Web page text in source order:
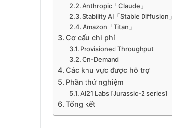
Anthropic「Claude」
Stability AI「Stable Diffusion」
Amazon「Titan」
Cơ cấu chi phí
Provisioned Throughput
On-Demand
Các khu vực được hỗ trợ
Phần thử nghiệm
AI21 Labs [Jurassic-2 series]
Tổng kết